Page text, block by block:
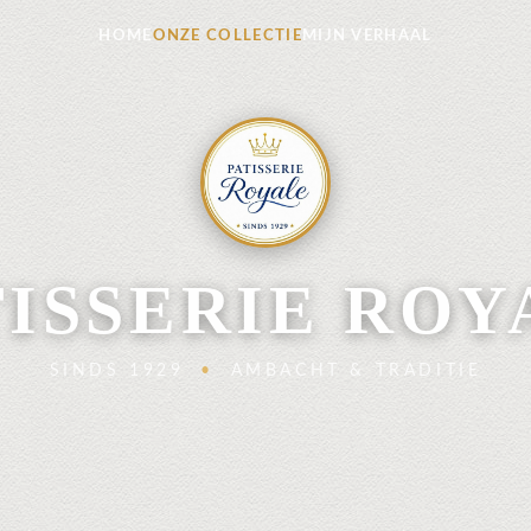
HOMEONZE COLLECTIE MIJN VERHAAL
SINDS 1929 • AMBACHT & TRADITIE